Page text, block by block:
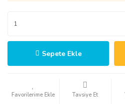
Sepete Ekle
Tavsiye Et